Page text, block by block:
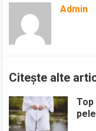
Admin
Citește alte